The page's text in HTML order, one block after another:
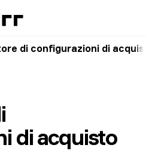
di configurazioni di
di acquisto